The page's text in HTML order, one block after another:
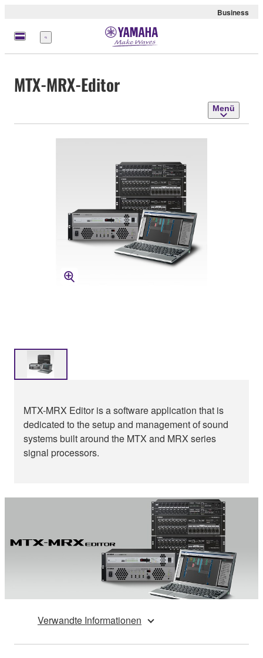
Business
Menü
MTX-MRX-Editor
Menü
MTX-MRX Editor is a software application that is
dedicated to the setup and management of sound
systems built around the MTX and MRX series
signal processors.
Verwandte Informationen